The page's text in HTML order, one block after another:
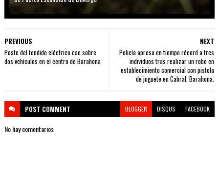
NEXT
Policía apresa en tiempo récord a tres
individuos tras realizar un robo en
establecimiento comercial con pistola
de juguete en Cabral, Barahona.
PREVIOUS
Poste del tendido eléctrico cae sobre
dos vehículos en el centro de Barahona
POST COMMENT BLOGGER DISQUS FACEBOOK
No hay comentarios